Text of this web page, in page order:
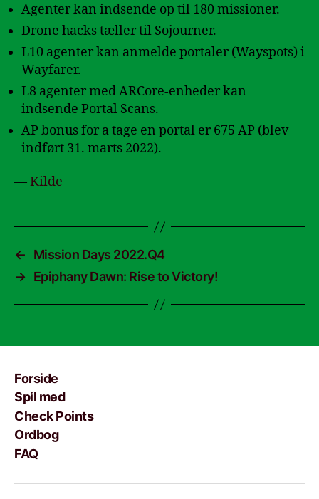
Agenter kan indsende op til 180 missioner.
Drone hacks tæller til Sojourner.
L10 agenter kan anmelde portaler (Wayspots) i
Wayfarer.
L8 agenter med ARCore-enheder kan
indsende Portal Scans.
AP bonus for a tage en portal er 675 AP (blev
indført 31. marts 2022).
—Kilde
←
Mission Days 2022.Q4
→
Epiphany Dawn: Rise to Victory!
Forside
Spil med
Check Points
Ordbog
FAQ